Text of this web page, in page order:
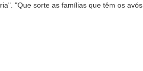
"Que sorte as famílias que têm os avós